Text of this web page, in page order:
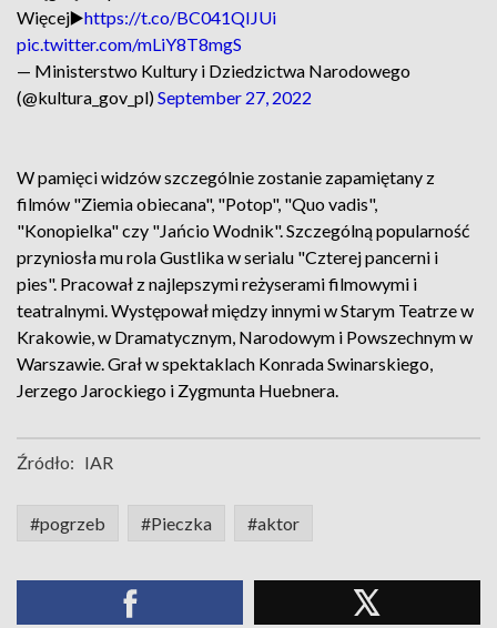
Więcej▶️https://t.co/BC041QIJUi
pic.twitter.com/mLiY8T8mgS
— Ministerstwo Kultury i Dziedzictwa Narodowego
(@kultura_gov_pl)September 27, 2022
W pamięci widzów szczególnie zostanie zapamiętany z
filmów "Ziemia obiecana", "Potop", "Quo vadis",
"Konopielka" czy "Jańcio Wodnik". Szczególną popularność
przyniosła mu rola Gustlika w serialu "Czterej pancerni i
pies". Pracował z najlepszymi reżyserami filmowymi i
teatralnymi. Występował między innymi w Starym Teatrze w
Krakowie, w Dramatycznym, Narodowym i Powszechnym w
Warszawie. Grał w spektaklach Konrada Swinarskiego,
Jerzego Jarockiego i Zygmunta Huebnera.
Źródło: IAR
#pogrzeb #Pieczka #aktor